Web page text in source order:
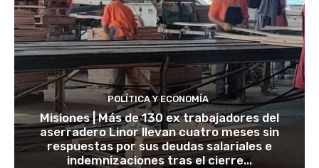
POLÍTICA Y ECONOMÍA
Misiones | Más de 130 ex trabajadores del
aserradero Linor llevan cuatro meses sin
respuestas por sus deudas salariales e
indemnizaciones tras el cierre...